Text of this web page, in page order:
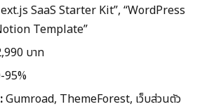
SaaS Starter Kit”, “WordPress
Template”
บาท
95%
Gumroad, ThemeForest, เว็บส่วนตัว